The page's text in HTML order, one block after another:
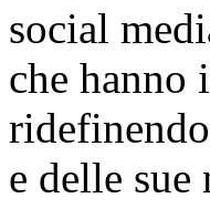
social
che
e delle sue